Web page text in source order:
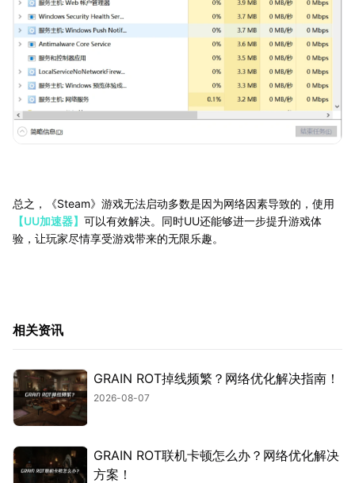
总之，《Steam》游戏无法启动多数是因为网络因素导致的，使用
【UU加速器】 可以有效解决。同时UU还能够进一步提升游戏体
验，让玩家尽情享受游戏带来的无限乐趣。
相关资讯
GRAIN ROT掉线频繁？网络优化解决指南！
2026-08-07
GRAIN ROT联机卡顿怎么办？网络优化解决
方案！